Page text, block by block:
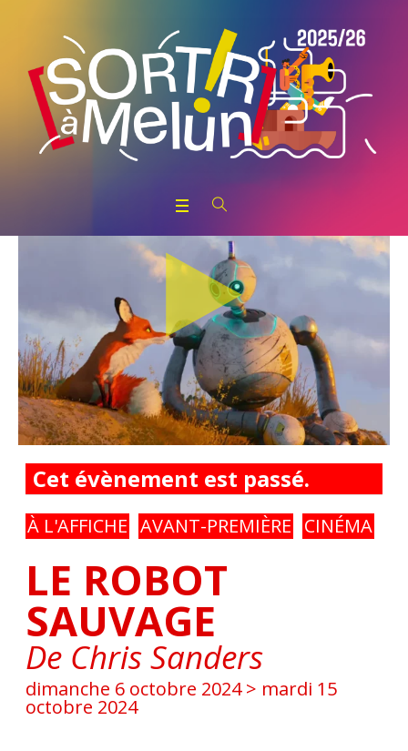
Cet évènement est passé.
À L'AFFICHE AVANT-PREMIÈRE CINÉMA
LE ROBOT
SAUVAGE
De Chris Sanders
dimanche 6 octobre 2024> mardi 15
octobre 2024